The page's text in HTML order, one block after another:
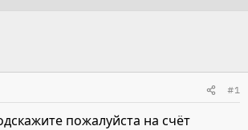
#1
пожалуйста на счёт